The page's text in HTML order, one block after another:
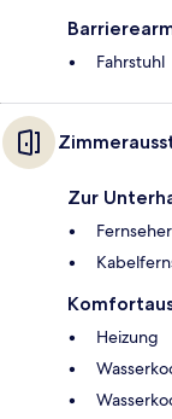
Fahrstuhl
Zur
Fernseher
Heizung